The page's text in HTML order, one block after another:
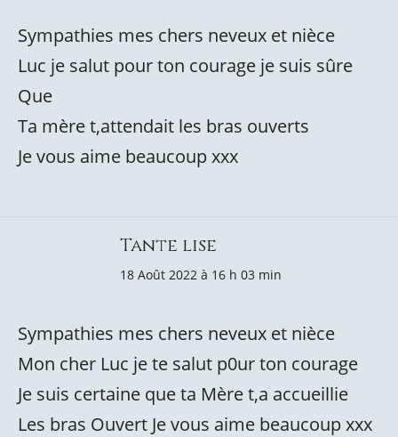
Sympathies mes chers neveux et nièce
Luc je salut pour ton courage je suis sûre
Que
Ta mère t,attendait les bras ouverts
Je vous aime beaucoup xxx
Tante lise
18 Août 2022 à 16 h 03 min
Sympathies mes chers neveux et nièce
Mon cher Luc je te salut p0ur ton courage
Je suis certaine que ta Mère t,a accueillie
Les bras Ouvert Je vous aime beaucoup xxx